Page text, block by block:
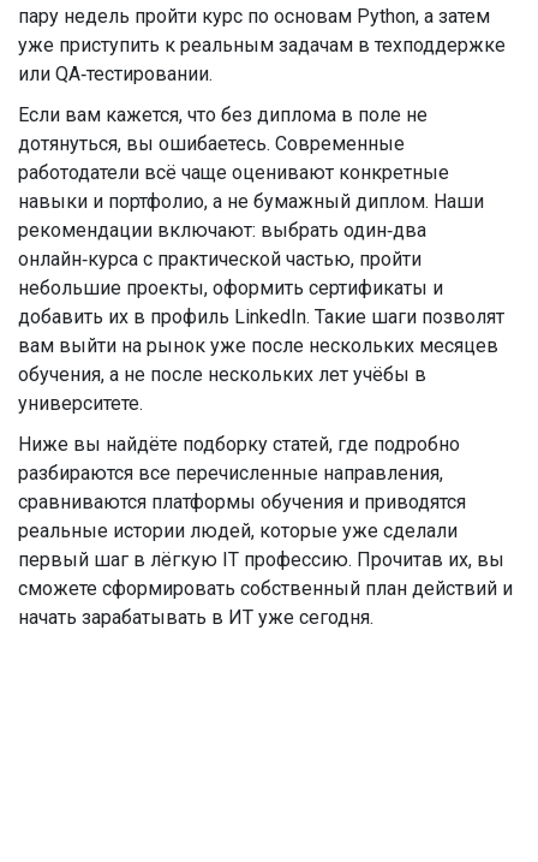
пару недель пройти курс по основам Python, а затем
уже приступить к реальным задачам в техподдержке
или QA‑тестировании.
Если вам кажется, что без диплома в поле не
дотянуться, вы ошибаетесь. Современные
работодатели всё чаще оценивают конкретные
навыки и портфолио, а не бумажный диплом. Наши
рекомендации включают: выбрать один‑два
онлайн‑курса с практической частью, пройти
небольшие проекты, оформить сертификаты и
добавить их в профиль LinkedIn. Такие шаги позволят
вам выйти на рынок уже после нескольких месяцев
обучения, а не после нескольких лет учёбы в
университете.
Ниже вы найдёте подборку статей, где подробно
разбираются все перечисленные направления,
сравниваются платформы обучения и приводятся
реальные истории людей, которые уже сделали
первый шаг в лёгкую IT профессию. Прочитав их, вы
сможете сформировать собственный план действий и
начать зарабатывать в ИТ уже сегодня.